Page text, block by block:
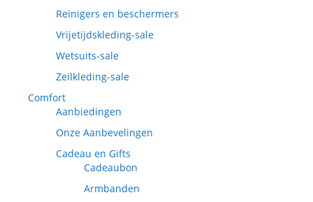
Reinigers en beschermers
Vrijetijdskleding-sale
Wetsuits-sale
Zeilkleding-sale
Comfort
Aanbiedingen
Onze Aanbevelingen
Cadeau en Gifts
Cadeaubon
Armbanden